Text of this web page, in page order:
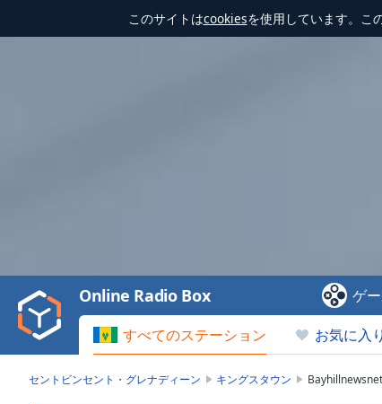
このサイトはcookiesを使用しています。こ
Video
Play
Backward
Skip
すべてのステーション お気に入り
Online Radio Box ゲ
セントビンセント・グレナディーン キングスタウン